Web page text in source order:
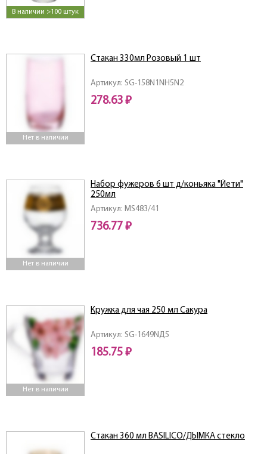
В наличии >100 штук
Нет в наличии
Артикул: SG-158N1NН5N2
Стакан 330мл Розовый 1 шт
278.63 ₽
Нет в наличии
Артикул: MS483/41
Набор фужеров 6 шт д/коньяка "Йети"
250мл
736.77 ₽
Нет в наличии
Артикул: SG-1649NД5
Кружка для чая 250 мл Сакура
185.75 ₽
Стакан 360 мл BASILICO/ДЫМКА стекло